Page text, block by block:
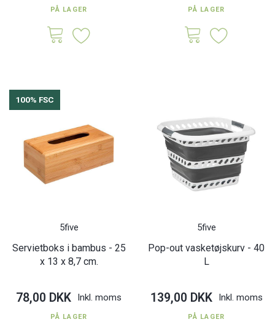
PÅ LAGER PÅ LAGER
100% FSC
5five
Servietboks i bambus - 25
x 13 x 8,7 cm.
78,00 DKK Inkl. moms
PÅ LAGER
5five
Pop-out vasketøjskurv - 40
L
139,00 DKK Inkl. moms
PÅ LAGER